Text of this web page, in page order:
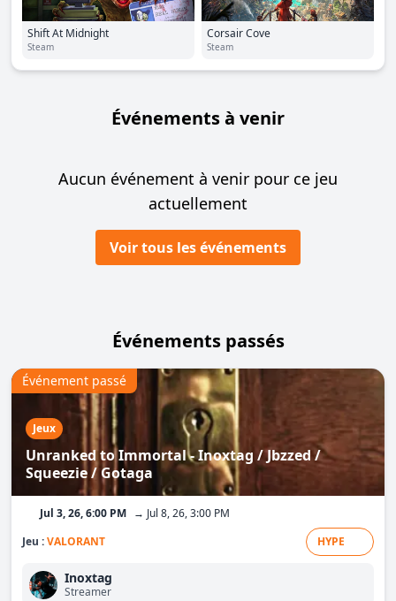
Shift At Midnight
Steam
Corsair Cove
Steam
Événements à venir
Aucun événement à venir pour ce jeu
actuellement
Voir tous les événements
Événements passés
Jeux
Unranked to Immortal - Inoxtag / Jbzzed /
Squeezie / Gotaga
Événement passé
Jul 3, 26, 6:00 PM → Jul 8, 26, 3:00 PM
Jeu :VALORANT HYPE
Inoxtag
Streamer